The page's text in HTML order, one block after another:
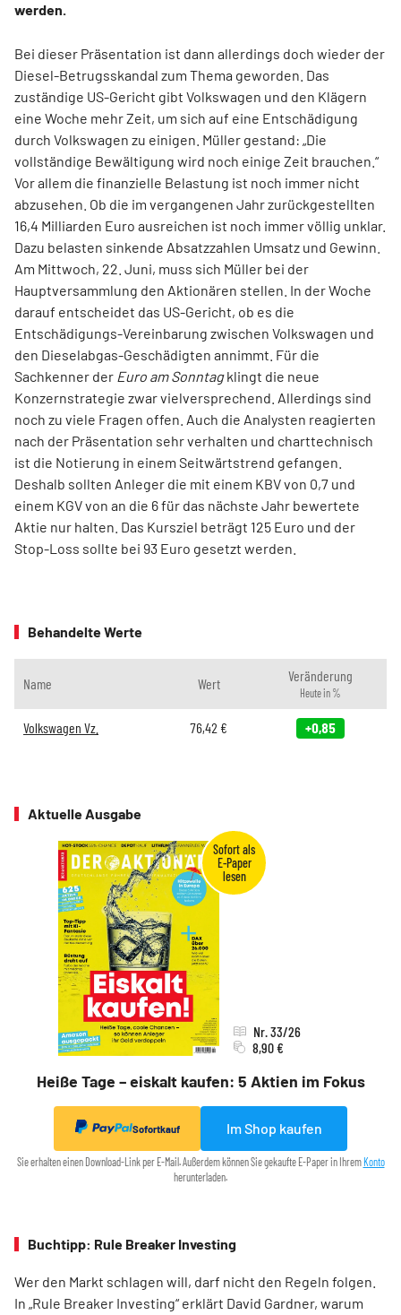
werden.
Bei dieser Präsentation ist dann allerdings doch wieder der
Diesel-Betrugsskandal zum Thema geworden. Das
zuständige US-Gericht gibt Volkswagen und den Klägern
eine Woche mehr Zeit, um sich auf eine Entschädigung
durch Volkswagen zu einigen. Müller gestand: „Die
vollständige Bewältigung wird noch einige Zeit brauchen.“
Vor allem die finanzielle Belastung ist noch immer nicht
abzusehen. Ob die im vergangenen Jahr zurückgestellten
16,4 Milliarden Euro ausreichen ist noch immer völlig unklar.
Dazu belasten sinkende Absatzzahlen Umsatz und Gewinn.
Am Mittwoch, 22. Juni, muss sich Müller bei der
Hauptversammlung den Aktionären stellen. In der Woche
darauf entscheidet das US-Gericht, ob es die
Entschädigungs-Vereinbarung zwischen Volkswagen und
den Dieselabgas-Geschädigten annimmt. Für die
Sachkenner der Euro am Sonntagklingt die neue
Konzernstrategie zwar vielversprechend. Allerdings sind
noch zu viele Fragen offen. Auch die Analysten reagierten
nach der Präsentation sehr verhalten und charttechnisch
ist die Notierung in einem Seitwärtstrend gefangen.
Deshalb sollten Anleger die mit einem KBV von 0,7 und
einem KGV von an die 6 für das nächste Jahr bewertete
Aktie nur halten. Das Kursziel beträgt 125 Euro und der
Stop-Loss sollte bei 93 Euro gesetzt werden.
Behandelte Werte
Name Wert Veränderung
Heute in %
Volkswagen Vz. 76,42 € +0,85
Aktuelle Ausgabe
Heiße Tage – eiskalt kaufen: 5 Aktien im Fokus
Nr. 33/26
8,90 €
Sofortkauf Im Shop kaufen
Sie erhalten einen Download-Link per E-Mail. Außerdem können Sie gekaufte E-Paper in Ihrem Konto
herunterladen.
Buchtipp: Rule Breaker Investing
Wer den Markt schlagen will, darf nicht den Regeln folgen.
In „Rule Breaker Investing“ erklärt David Gardner, warum